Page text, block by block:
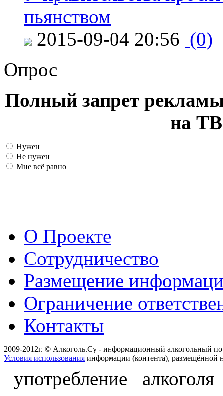
пьянством
2015-09-04 20:56 (0)
Опрос
Полный запрет
на ТВ
Нужен
Не нужен
Мне всё равно
О Проекте
Сотрудничество
Размещение
Ограничение
Контакты
2009-2012г. © Алкоголь.Су - информационный алкогольный
Условия использования информации (контента), размещённой
употребление